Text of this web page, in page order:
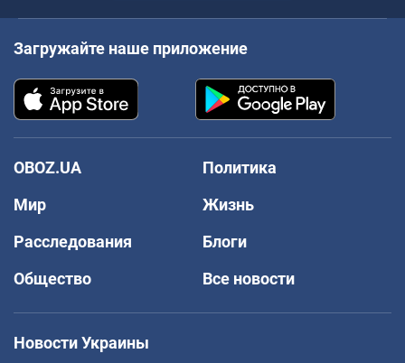
Загружайте наше приложение
OBOZ.UA
Политика
Мир
Жизнь
Расследования
Блоги
Общество
Все новости
Новости Украины